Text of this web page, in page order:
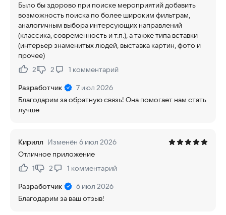
Было бы здорово при поиске мероприятий добавить
возможность поиска по более широким фильтрам,
аналогичным выбора интерсующих направлений
(классика, современность и т.п.), а также типа вставки
(интерьер знаменитых людей, выставка картин, фото и
прочее)
Нравится:
2Не нравится:
2 1 комментарий
Разработчик
7 июл 2026
Благодарим за обратную связь! Она помогает нам стать
лучше
Кирилл Изменён 6 июл 2026
Отличное приложение
Нравится:
1Не нравится:
2 1 комментарий
Разработчик
6 июл 2026
Благодарим за ваш отзыв!